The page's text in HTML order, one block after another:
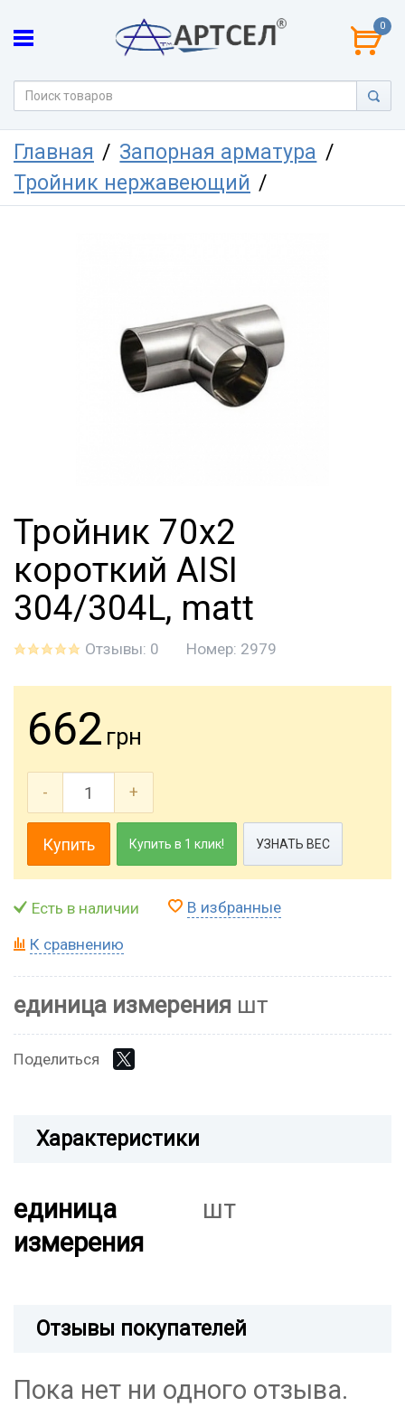
0
Главная
Запорная арматура
Тройник нержавеющий
Тройник 70х2
короткий AISI
304/304L, matt
Отзывы: 0 Номер: 2979
662 грн
- +
Купить Купить в 1 клик! УЗНАТЬ ВЕС
Есть в наличии В избранные
К сравнению
единица измерения шт
Поделиться
Характеристики
единица
измерения
шт
Отзывы покупателей
Пока нет ни одного отзыва.